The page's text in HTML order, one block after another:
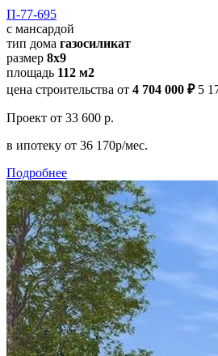
П-77-695
с мансардой
тип дома газосиликат
размер 8x9
площадь 112 м2
цена строительства от 4 704 000 ₽ 5
Проект от 33 600 р.
в ипотеку от 36 170р/мес.
Подробнее